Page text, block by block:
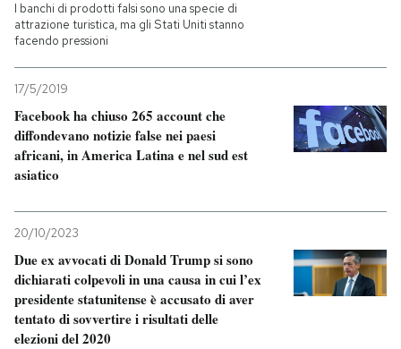
I banchi di prodotti falsi sono una specie di
attrazione turistica, ma gli Stati Uniti stanno
facendo pressioni
17/5/2019
Facebook ha chiuso 265 account che
diffondevano notizie false nei paesi
africani, in America Latina e nel sud est
asiatico
20/10/2023
Due ex avvocati di Donald Trump si sono
dichiarati colpevoli in una causa in cui l’ex
presidente statunitense è accusato di aver
tentato di sovvertire i risultati delle
elezioni del 2020